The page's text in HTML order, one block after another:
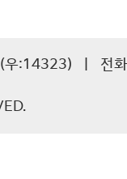
) (우:14323) | 전